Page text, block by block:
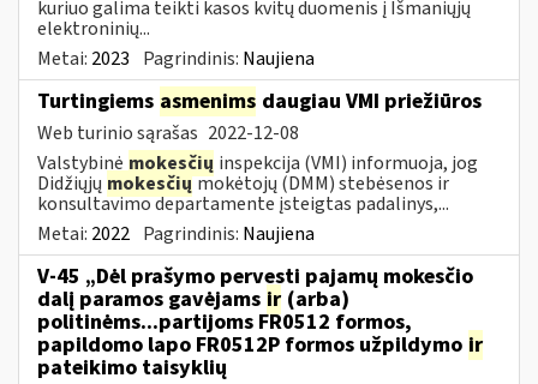
kuriuo galima teikti kasos kvitų duomenis į Išmaniųjų
elektroninių...
Metai: 2023 Pagrindinis: Naujiena
Turtingiems asmenims daugiau VMI priežiūros
Web turinio sąrašas 2022-12-08
Valstybinė mokesčių inspekcija (VMI) informuoja, jog
Didžiųjų mokesčiųmokėtojų (DMM) stebėsenos ir
konsultavimo departamente įsteigtas padalinys,...
Metai: 2022 Pagrindinis: Naujiena
V-45 „Dėl prašymo pervesti pajamų mokesčio
dalį paramos gavėjams ir (arba)
politinėms...partijoms FR0512 formos,
papildomo lapo FR0512P formos užpildymo ir
pateikimo taisyklių